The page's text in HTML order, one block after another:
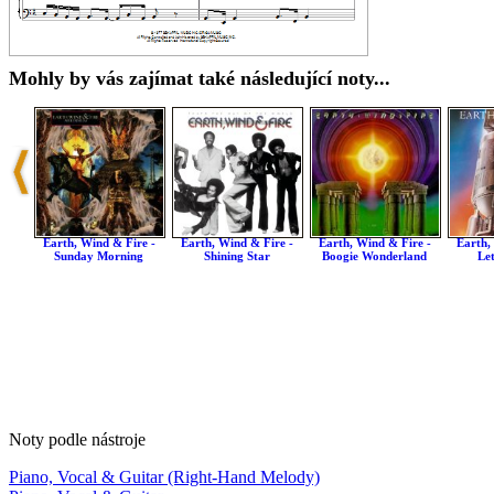
Mohly by vás zajímat také následující noty...
Earth, Wind & Fire -
Sunday Morning
Earth, Wind & Fire -
Shining Star
Earth, Wind & Fire -
Boogie Wonderland
Earth,
Noty podle nástroje
Piano, Vocal & Guitar (Right-Hand Melody)